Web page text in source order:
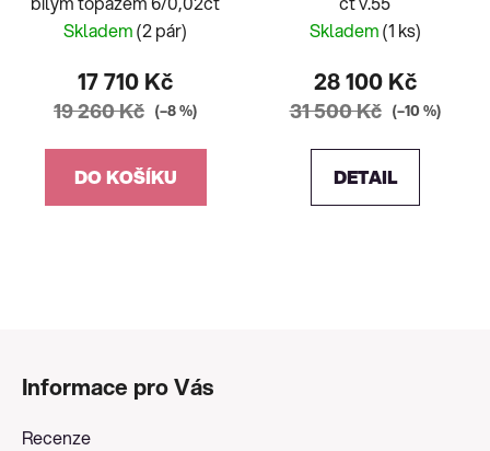
Skladem(2 pár)
17 710 Kč
19 260 Kč (–8 %)
DO KOŠÍKU
Skladem(1 ks)
28 100 Kč
31 500 Kč (–10 %)
DETAIL
Informace pro Vás
Recenze